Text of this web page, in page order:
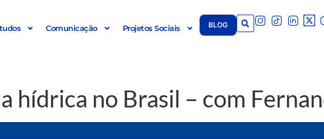
Comunicação Projetos Sociais BLOG
hídrica no Brasil – com